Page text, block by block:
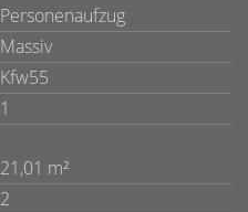
Personenaufzug
Massiv
Kfw55
1
21,01 m²
2